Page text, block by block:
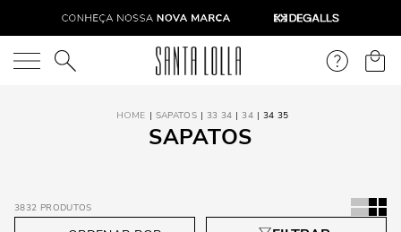
O que você está procurando?
SAPATOS 33 34 34 34 35
SAPATOS
3832 PRODUTOS